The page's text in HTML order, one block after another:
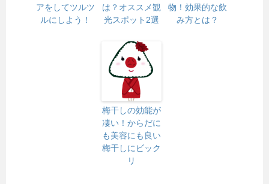
アをしてツルツ
ルにしよう！
は？オススメ観
光スポット2選
物！効果的な飲
み方とは？
梅干しの効能が
凄い！からだに
も美容にも良い
梅干しにビック
リ